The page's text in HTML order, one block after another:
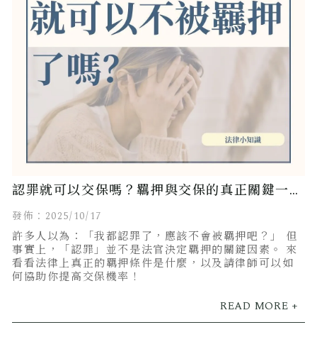
認罪就可以交保嗎？羈押與交保的真正關鍵一
覽！
發佈：2025/10/17
許多人以為：「我都認罪了，應該不會被羈押吧？」 但
事實上，「認罪」並不是法官決定羈押的關鍵因素。 來
看看法律上真正的羈押條件是什麼，以及請律師可以如
何協助你提高交保機率！